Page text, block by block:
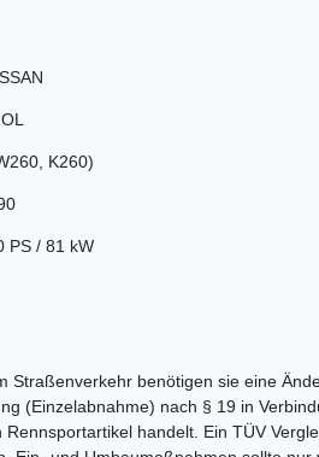
K260)
PS / 81 kW
Straßenverkehr benötigen sie eine
(Einzelabnahme) nach § 19 in
Rennsportartikel handelt. Ein TÜV